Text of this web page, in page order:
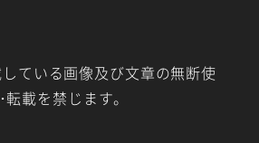
ている画像及び文章の無断使
転載を禁じます。